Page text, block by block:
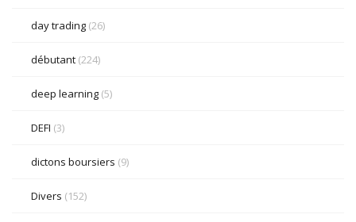
day trading (26)
débutant (224)
deep learning (5)
DEFI (3)
dictons boursiers (9)
Divers (152)